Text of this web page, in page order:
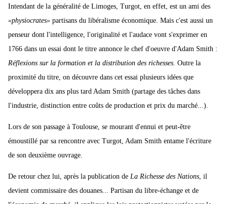
Intendant de la généralité de Limoges, Turgot, en effet, est un ami des
«physiocrates» partisans du libéralisme économique. Mais c'est aussi un
penseur dont l'intelligence, l'originalité et l'audace vont s'exprimer en
1766 dans un essai dont le titre annonce le chef d'oeuvre d'Adam Smith :
Réflexions sur la formation et la distribution des richesses. Outre la
proximité du titre, on découvre dans cet essai plusieurs idées que
développera dix ans plus tard Adam Smith (partage des tâches dans
l'industrie, distinction entre coûts de production et prix du marché...).
Lors de son passage à Toulouse, se mourant d'ennui et peut-être
émoustillé par sa rencontre avec Turgot, Adam Smith entame l'écriture
de son deuxième ouvrage.
De retour chez lui, après la publication de La Richesse des Nations, il
devient commissaire des douanes... Partisan du libre-échange et de